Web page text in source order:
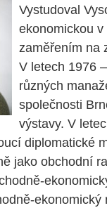
Vystudoval
ekonomickou v
zaměřením na
V letech 1976
různých
společnosti
výstavy. V
diplomatické
jako obchodní
ekonomický